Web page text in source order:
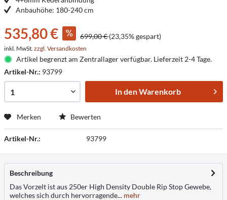
Anbauhöhe: 180-240 cm
535,80 € 699,00 €(23,35% gespart)
inkl. MwSt. zzgl. Versandkosten
Artikel begrenzt am Zentrallager verfügbar. Lieferzeit 2-4 Tage.
Artikel-Nr.: 93799
In denWarenkorb
Merken Bewerten
Artikel-Nr.: 93799
Beschreibung
Das Vorzelt ist aus 250er High Density Double Rip Stop Gewebe,
welches sich durch hervorragende... mehr